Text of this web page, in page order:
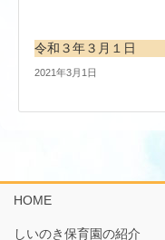
令和３年３月１日
2021年3月1日
HOME
しいのき保育園の紹介